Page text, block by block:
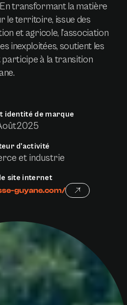
transformant la matière
le territoire, issue des
et agricole, l'association
inexploitées, soutient les
à la transition
identité de marque
2025
d'activité
et industrie
site internet
guyane.com/